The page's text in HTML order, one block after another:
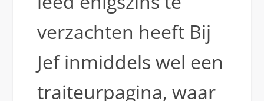
verzachten heeft Bij
Jef inmiddels wel een
traiteurpagina, waar